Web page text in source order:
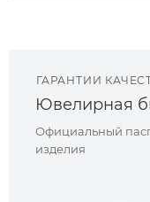
ГАРАНТИИ
Ювелирная
Официальный
изделия